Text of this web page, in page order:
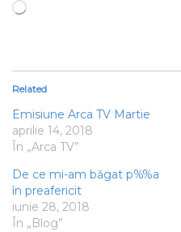
Încarc...
Related
Emisiune Arca TV Martie
aprilie 14, 2018
În „Arca TV”
De ce mi-am băgat p%%a
în preafericit
iunie 28, 2018
În „Blog”